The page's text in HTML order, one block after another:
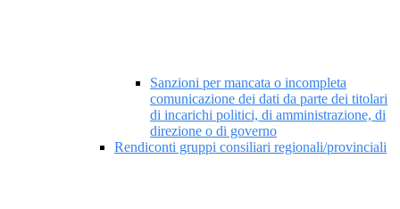
Sanzioni per mancata o incompleta
comunicazione dei dati da parte dei titolari
di incarichi politici, di amministrazione, di
direzione o di governo
Rendiconti gruppi consiliari regionali/provinciali